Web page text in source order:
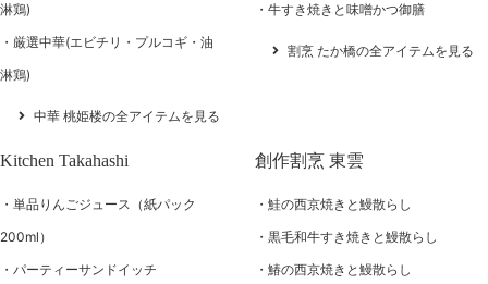
淋鶏)
厳選中華(エビチリ・プルコギ・油
淋鶏)
中華 桃姫楼の全アイテムを見る
牛すき焼きと味噌かつ御膳
割烹 たか橋の全アイテムを見る
Kitchen Takahashi
単品りんごジュース（紙パック
200ml）
パーティーサンドイッチ
創作割烹 東雲
鮭の西京焼きと鰻散らし
黒毛和牛すき焼きと鰻散らし
鰆の西京焼きと鰻散らし